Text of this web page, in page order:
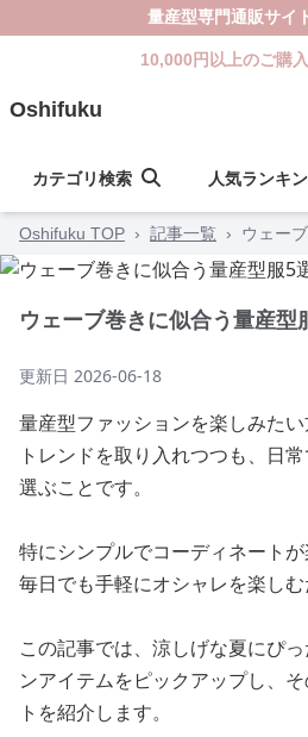
量産型専門通販サイ
10,000円以上のご購
Oshifuku
カテゴリ検索 人気ランキ
Oshifuku TOP › 記事一覧 › ウェー
ウェーブ巻きに似合う量産型
更新日 2026-06-18
量産型ファッションを楽しみた
トレンドを取り入れつつも、日
選ぶことです。
特にシンプルでコーディネート
毎日でも手軽にオシャレを楽しむ
この記事では、涼しげな夏にぴ
ンアイテムをピックアップし、
トを紹介します。